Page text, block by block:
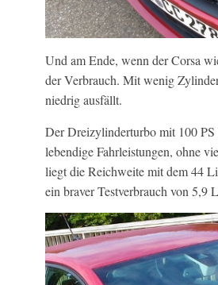
Und am Ende, wenn der Corsa
der Verbrauch. Mit wenig
niedrig ausfällt.
Der Dreizylinderturbo mit 100
lebendige Fahrleistungen, ohne
liegt die Reichweite mit dem 44
ein braver Testverbrauch von 5,9